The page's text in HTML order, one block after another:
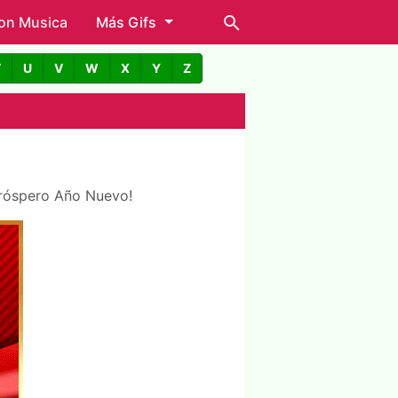
Musica Más Gifs
U V W X Y Z
Año Nuevo!